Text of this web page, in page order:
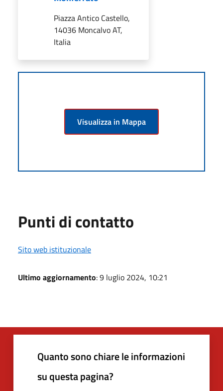
Piazza Antico Castello,
14036 Moncalvo AT,
Italia
Visualizza in Mappa
Punti di contatto
Sito web istituzionale
Ultimo aggiornamento: 9 luglio 2024, 10:21
Quanto sono chiare le informazioni
su questa pagina?